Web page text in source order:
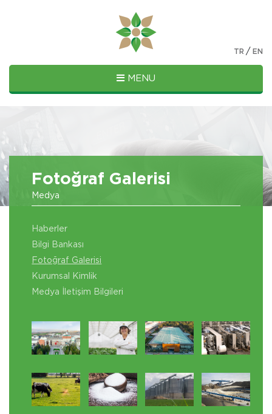
MENU
TR / EN
Fotoğraf Galerisi
Medya
Haberler
Bilgi Bankası
Fotoğraf Galerisi
Kurumsal Kimlik
Medya İletişim Bilgileri